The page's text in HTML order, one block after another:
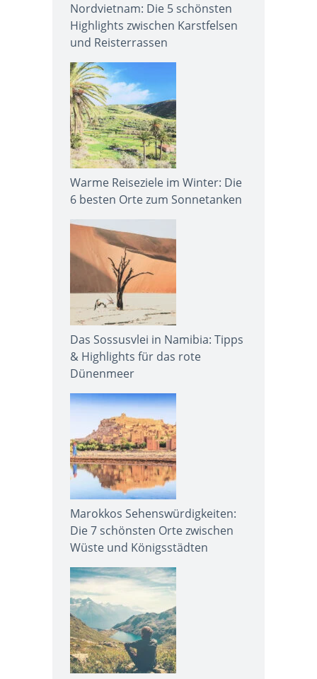
Nordvietnam: Die 5 schönsten
Highlights zwischen Karstfelsen
und Reisterrassen
Warme Reiseziele im Winter: Die
6 besten Orte zum Sonnetanken
Das Sossusvlei in Namibia: Tipps
& Highlights für das rote
Dünenmeer
Marokkos Sehenswürdigkeiten:
Die 7 schönsten Orte zwischen
Wüste und Königsstädten